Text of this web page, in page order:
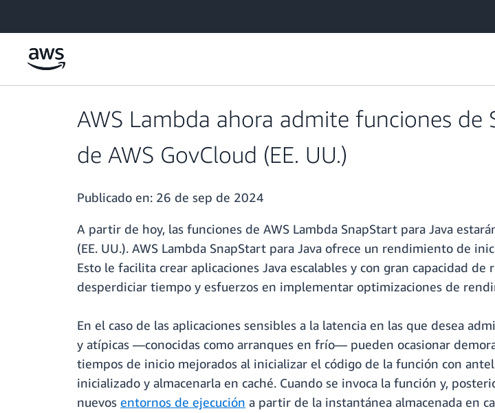
AWS Lambda ahora admite funciones de
de AWS GovCloud (EE. UU.)
Publicado en: 26 de sep de 2024
A partir de hoy, las funciones de AWS Lambda SnapStart para Java
(EE. UU.). AWS Lambda SnapStart para Java ofrece un rendimiento de
Esto le facilita crear aplicaciones Java escalables y con gran capacidad
desperdiciar tiempo y esfuerzos en implementar optimizaciones de
En el caso de las aplicaciones sensibles a la latencia en las que desea
y atípicas —conocidas como arranques en frío— pueden ocasionar
tiempos de inicio mejorados al inicializar el código de la función con
inicializado y almacenarla en caché. Cuando se invoca la función y,
nuevos entornos de ejecución a partir de la instantánea almacenada en